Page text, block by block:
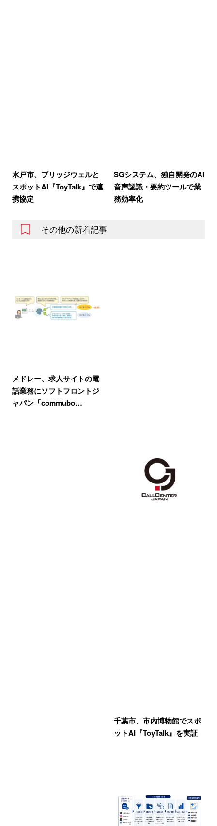
水戸市、ブリッジウェルと
スポットAI『ToyTalk』で連
携協定
SGシステム、独自開発のAI
音声認識・要約ツールで業
務効率化
その他の新着記事
メドレー、求人サイトの電
話業務にソフトフロントジ
ャパン「commubo…
千葉市、市内博物館でスポ
ットAI『ToyTalk』を実証